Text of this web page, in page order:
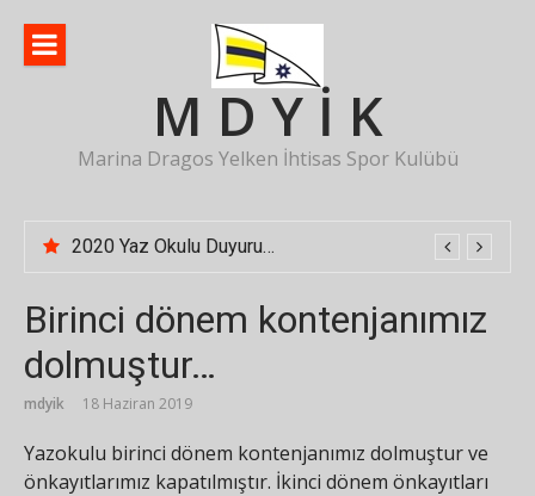
M D Y İ K
Marina Dragos Yelken İhtisas Spor Kulübü
2020 Yaz Okulu Duyurusu
Birinci dönem kontenjanımız
dolmuştur…
mdyik 18 Haziran 2019
Yazokulu birinci dönem kontenjanımız dolmuştur ve
önkayıtlarımız kapatılmıştır. İkinci dönem önkayıtları